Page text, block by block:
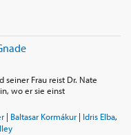
seiner Frau reist Dr. Nate
wo er sie einst
| Baltasar Kormákur| Idris Elba,